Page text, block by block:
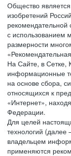
Общество
изобретений
с использованием
размерности
На Сайте, в Сетке,
информационные
на основе сбора,
относящихся к
«Интернет»,
Федерации.
Для целей
технологий
владельцем
применяются